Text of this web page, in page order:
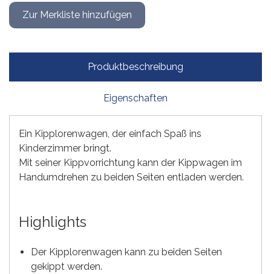
Produktbeschreibung
Eigenschaften
Ein Kipplorenwagen, der einfach Spaß ins
Kinderzimmer bringt.
Mit seiner Kippvorrichtung kann der Kippwagen im
Handumdrehen zu beiden Seiten entladen werden.
Highlights
Der Kipplorenwagen kann zu beiden Seiten
gekippt werden.